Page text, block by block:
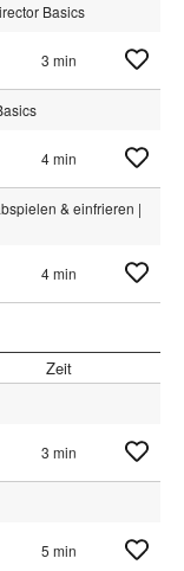
Basics
3 min
4 min
& einfrieren |
4 min
Zeit
3 min
5 min